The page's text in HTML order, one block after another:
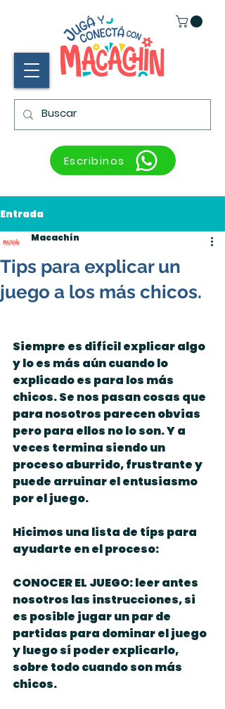
Escribinos
Entrada
Tips para explicar un
juego a los más chicos.
Macachín
Siempre es difícil explicar algo
y lo es más aún cuando lo
explicado es para los más
chicos. Se nos pasan cosas que
para nosotros parecen obvias
pero para ellos no lo son. Y a
veces termina siendo un
proceso aburrido, frustrante y
puede arruinar el entusiasmo
por el juego.
Hicimos una lista de típs para
ayudarte en el proceso:
CONOCER EL JUEGO: leer antes
nosotros las instrucciones, si
es posible jugar un par de
partidas para dominar el juego
y luego sí poder explicarlo,
sobre todo cuando son más
chicos.